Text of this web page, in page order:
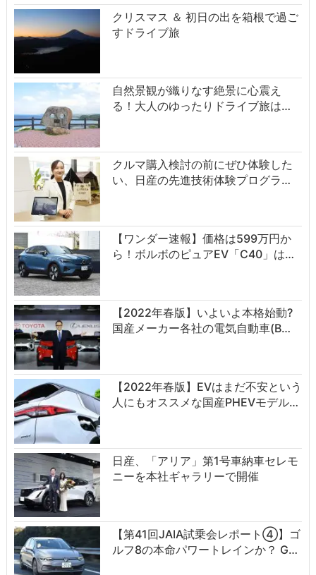
クリスマス ＆ 初日の出を箱根で過ご
すドライブ旅
自然景観が織りなす絶景に心震え
る！大人のゆったりドライブ旅は…
クルマ購入検討の前にぜひ体験した
い、日産の先進技術体験プログラ…
【ワンダー速報】価格は599万円か
ら！ボルボのピュアEV「C40」は…
【2022年春版】いよいよ本格始動?
国産メーカー各社の電気自動車(B…
【2022年春版】EVはまだ不安という
人にもオススメな国産PHEVモデル…
日産、「アリア」第1号車納車セレモ
ニーを本社ギャラリーで開催
【第41回JAIA試乗会レポート④】ゴ
ルフ8の本命パワートレインか？ G…